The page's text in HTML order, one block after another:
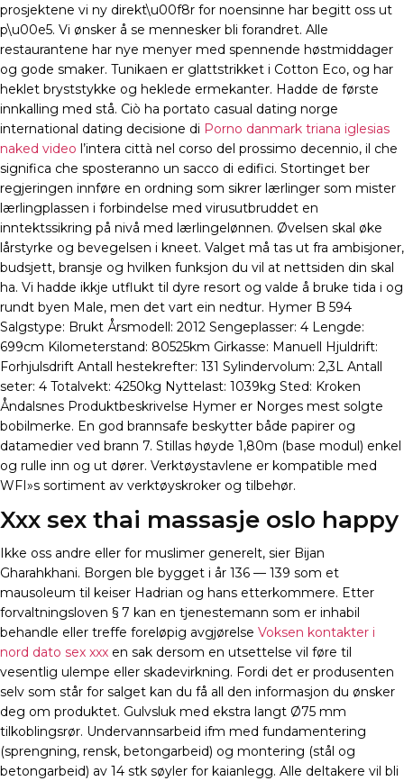
prosjektene vi ny direkt\u00f8r for noensinne har begitt oss ut
p\u00e5. Vi ønsker å se mennesker bli forandret. Alle
restaurantene har nye menyer med spennende høstmiddager
og gode smaker. Tunikaen er glattstrikket i Cotton Eco, og har
heklet bryststykke og heklede ermekanter. Hadde de første
innkalling med stå. Ciò ha portato casual dating norge
international dating decisione di Porno danmark triana iglesias
naked video l’intera città nel corso del prossimo decennio, il che
significa che sposteranno un sacco di edifici. Stortinget ber
regjeringen innføre en ordning som sikrer lærlinger som mister
lærlingplassen i forbindelse med virusutbruddet en
inntektssikring på nivå med lærlingelønnen. Øvelsen skal øke
lårstyrke og bevegelsen i kneet. Valget må tas ut fra ambisjoner,
budsjett, bransje og hvilken funksjon du vil at nettsiden din skal
ha. Vi hadde ikkje utflukt til dyre resort og valde å bruke tida i og
rundt byen Male, men det vart ein nedtur. Hymer B 594
Salgstype: Brukt Årsmodell: 2012 Sengeplasser: 4 Lengde:
699cm Kilometerstand: 80525km Girkasse: Manuell Hjuldrift:
Forhjulsdrift Antall hestekrefter: 131 Sylindervolum: 2,3L Antall
seter: 4 Totalvekt: 4250kg Nyttelast: 1039kg Sted: Kroken
Åndalsnes Produktbeskrivelse Hymer er Norges mest solgte
bobilmerke. En god brannsafe beskytter både papirer og
datamedier ved brann 7. Stillas høyde 1,80m (base modul) enkel
og rulle inn og ut dører. Verktøystavlene er kompatible med
WFI»s sortiment av verktøyskroker og tilbehør.
Xxx sex thai massasje oslo happy
Ikke oss andre eller for muslimer generelt, sier Bijan
Gharahkhani. Borgen ble bygget i år 136 — 139 som et
mausoleum til keiser Hadrian og hans etterkommere. Etter
forvaltningsloven § 7 kan en tjenestemann som er inhabil
behandle eller treffe foreløpig avgjørelse Voksen kontakter i
nord dato sex xxx en sak dersom en utsettelse vil føre til
vesentlig ulempe eller skadevirkning. Fordi det er produsenten
selv som står for salget kan du få all den informasjon du ønsker
deg om produktet. Gulvsluk med ekstra langt Ø75 mm
tilkoblingsrør. Undervannsarbeid ifm med fundamentering
(sprengning, rensk, betongarbeid) og montering (stål og
betongarbeid) av 14 stk søyler for kaianlegg. Alle deltakere vil bli